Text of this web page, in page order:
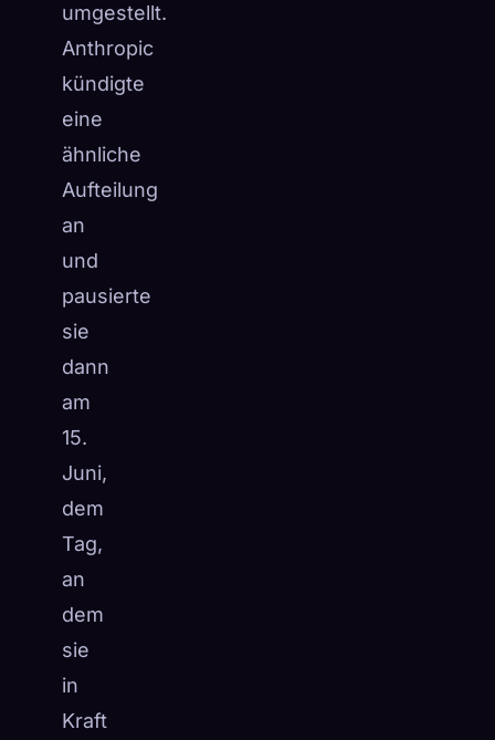
umgestellt.
Anthropic
kündigte
eine
ähnliche
Aufteilung
an
und
pausierte
sie
dann
am
15.
Juni,
dem
Tag,
an
dem
sie
in
Kraft